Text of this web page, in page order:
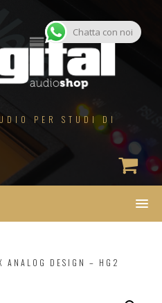
PER STUDI DI
ANALOG DESIGN – HG2
Chatta con noi